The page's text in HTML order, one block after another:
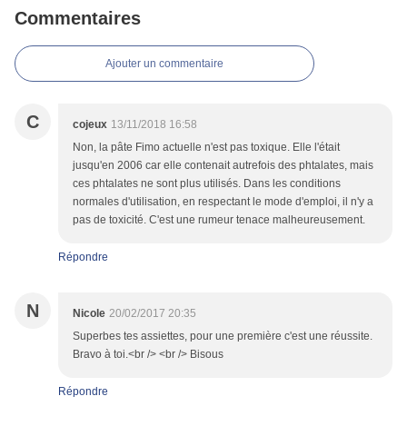
Commentaires
Ajouter un commentaire
C cojeux 13/11/2018 16:58
Non, la pâte Fimo actuelle n'est pas toxique. Elle l'était
jusqu'en 2006 car elle contenait autrefois des phtalates, mais
ces phtalates ne sont plus utilisés. Dans les conditions
normales d'utilisation, en respectant le mode d'emploi, il n'y a
pas de toxicité. C'est une rumeur tenace malheureusement.
Répondre
N Nicole 20/02/2017 20:35
Superbes tes assiettes, pour une première c'est une réussite.
Bravo à toi.<br /> <br /> Bisous
Répondre